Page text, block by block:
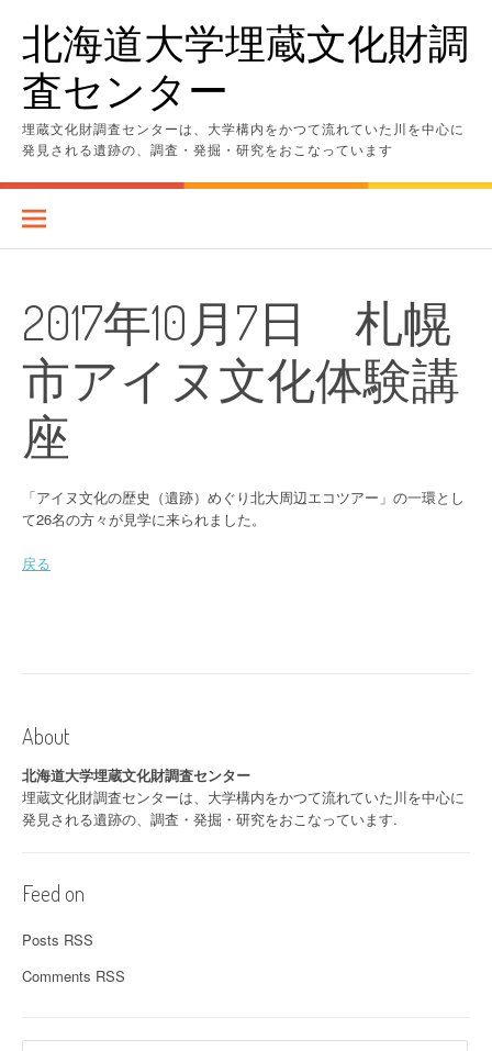
ッ
北海道大学埋蔵文化財調
査センター
埋蔵文化財調査センターは、大学構内をかつて流れていた川を中心に
発見される遺跡の、調査・発掘・研究をおこなっています
2017年10月7日 札幌
市アイヌ文化体験講
座
「アイヌ文化の歴史（遺跡）めぐり北大周辺エコツアー」の一環とし
て26名の方々が見学に来られました。
戻る
About
北海道大学埋蔵文化財調査センター
埋蔵文化財調査センターは、大学構内をかつて流れていた川を中心に
発見される遺跡の、調査・発掘・研究をおこなっています.
Feed on
Posts RSS
Comments RSS